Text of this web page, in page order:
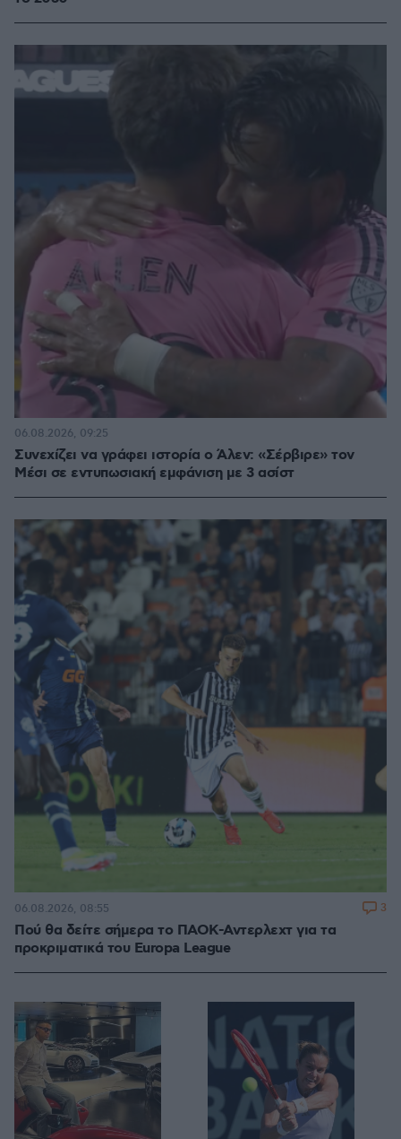
Συνεχίζει να γράφει ιστορία ο Άλεν: «Σέρβιρε» τον
Μέσι σε εντυπωσιακή εμφάνιση με 3 ασίστ
06.08.2026, 09:25
Πού θα δείτε σήμερα το ΠΑΟΚ-Αντερλεχτ για τα
προκριματικά του Europa League
06.08.2026, 08:55 3